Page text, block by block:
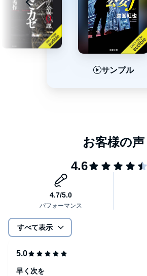
サンプル
すべて表示
早く次を